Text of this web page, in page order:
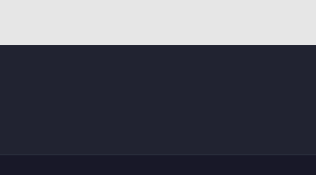
nibh vulputate cursus a